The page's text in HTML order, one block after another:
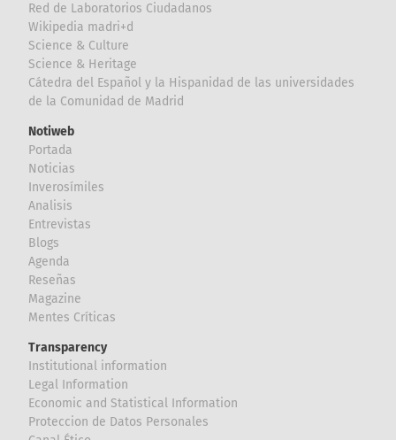
Red de Laboratorios Ciudadanos
Wikipedia madri+d
Science & Culture
Science & Heritage
Cátedra del Español y la Hispanidad de las universidades
de la Comunidad de Madrid
Notiweb
Portada
Noticias
Inverosímiles
Analisis
Entrevistas
Blogs
Agenda
Reseñas
Magazine
Mentes Críticas
Transparency
Institutional information
Legal Information
Economic and Statistical Information
Proteccion de Datos Personales